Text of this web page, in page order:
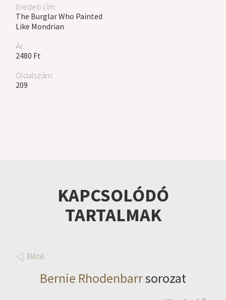
Eredeti cím:
The Burglar Who Painted
Like Mondrian
Ár:
2480 Ft
Oldalszám:
209
KAPCSOLÓDÓ
TARTALMAK
Előző
Bernie Rhodenbarrsorozat